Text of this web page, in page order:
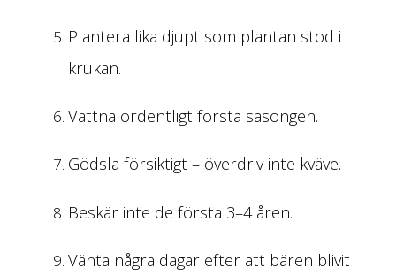
Plantera lika djupt som plantan stod i
krukan.
Vattna ordentligt första säsongen.
Gödsla försiktigt – överdriv inte kväve.
Beskär inte de första 3–4 åren.
Vänta några dagar efter att bären blivit